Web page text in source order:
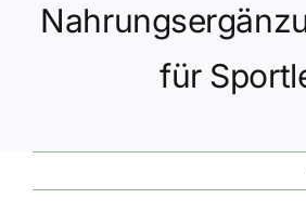
Datenschutz
für